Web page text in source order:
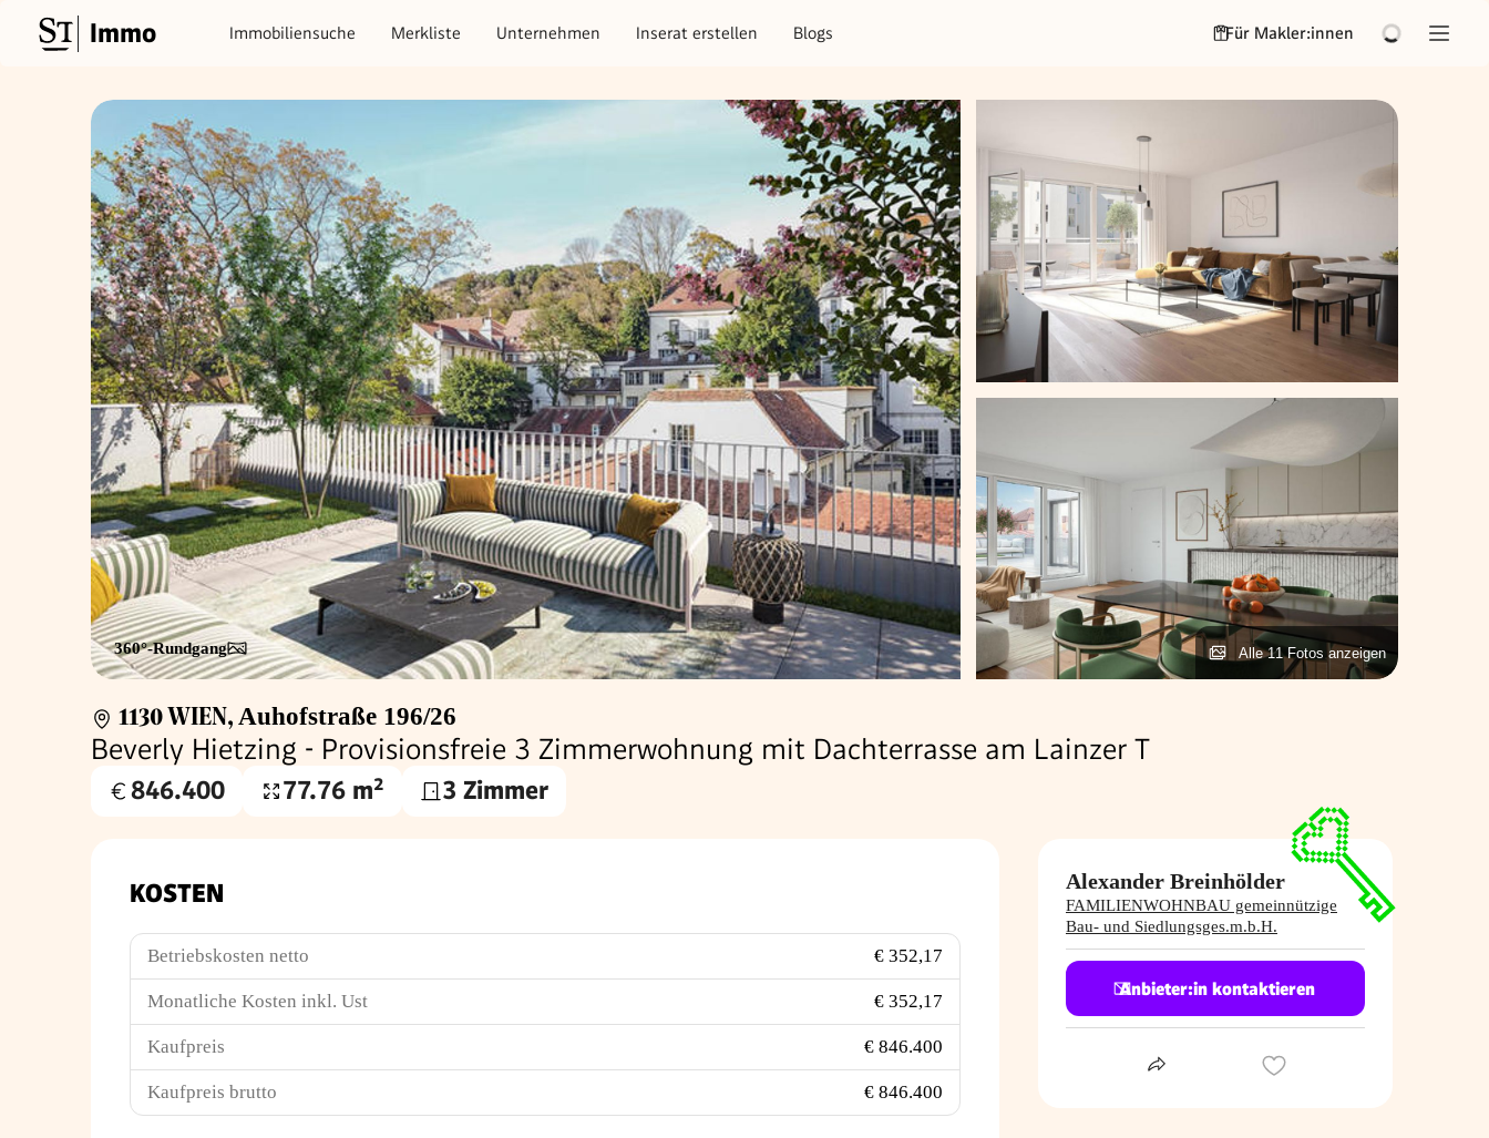
Immo Immobiliensuche Merkliste Unternehmen Inserat erstellen Blogs Für Makler:innen
360°-Rundgang Alle 11 Fotos anzeigen
1130 WIEN, Auhofstraße 196/26
Beverly Hietzing - Provisionsfreie 3 Zimmerwohnung mit Dachterrasse am Lainzer T
Kaufpreis
846.400
Wohnfläche
77.76 m² 3 Zimmer
KOSTEN
Betriebskosten netto € 352,17
Monatliche Kosten inkl. Ust € 352,17
Kaufpreis € 846.400
Kaufpreis brutto € 846.400
Alexander Breinhölder
FAMILIENWOHNBAU gemeinnützige
Bau- und Siedlungsges.m.b.H.
Anbieter:in kontaktieren